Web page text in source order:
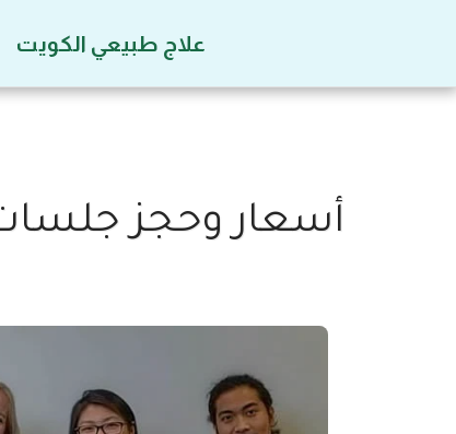
علاج طبيعي الكويت
أسعار وحجز جلسات